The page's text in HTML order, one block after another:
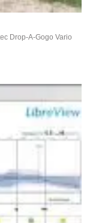
Drop-A-Gogo Vario